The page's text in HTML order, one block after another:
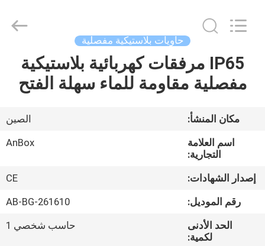
منزل،
بيت
منتجات
معلومات
عنا
جولة
Reserved.
حاويات بلاستيكية مفصلية
IP65 مرفقات كهربائية بلاستيكية
مفصلية مقاومة للماء سهلة الفتح
مكان المنشأ:
الصين
اسم العلامة
التجارية:
AnBox
إصدار الشهادات:
CE
رقم الموديل:
AB-BG-261610
الحد الأدنى
لكمية:
حاسب شخصي 1